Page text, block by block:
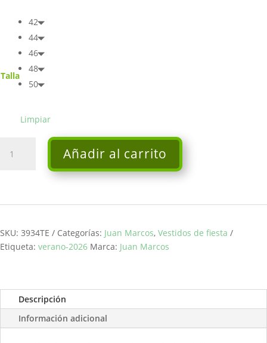
Talla
42
44
46
48
50
Limpiar
largo
Añadir al carrito
SKU: 3934TE Categorías: Juan Marcos, Vestidos de fiesta
Etiqueta: verano-2026 Marca: Juan Marcos
Descripción
Información adicional